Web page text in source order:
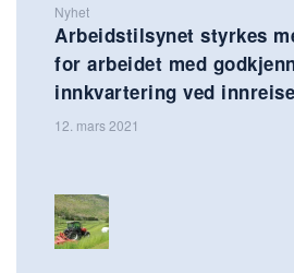
Nyhet
Arbeidstilsynet styrkes
for arbeidet med
innkvartering ved
12. mars 2021